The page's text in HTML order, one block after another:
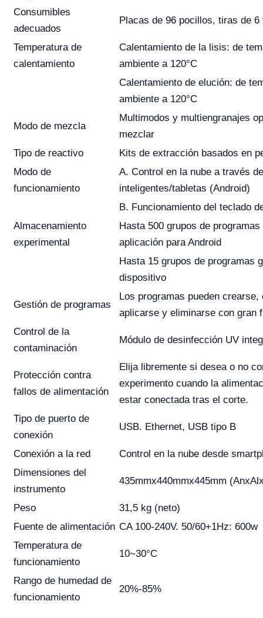
Consumibles
adecuados
Placas de 96 pocillos, tiras de 6
Temperatura de
calentamiento
Calentamiento de la lisis: de
ambiente a 120°C
Calentamiento de elución: de
ambiente a 120°C
Modo de mezcla
Multimodos y multiengranajes
mezclar
Tipo de reactivo
Kits de extracción basados en
Modo de
funcionamiento
A. Control en la nube a través
inteligentes/tabletas (Android)
B. Funcionamiento del teclado
Almacenamiento
experimental
Hasta 500 grupos de
aplicación para Android
Hasta 15 grupos de programas
dispositivo
Gestión de programas
Los programas pueden crearse,
aplicarse y eliminarse con gran
Control de la
contaminación
Módulo de desinfección UV
Protección contra
fallos de alimentación
Elija libremente si desea o no
experimento cuando la
estar conectada tras el corte.
Tipo de puerto de
conexión
USB. Ethernet, USB tipo B
Conexión a la red
Control en la nube desde
Dimensiones del
instrumento
435mmx440mmx445mm
Peso
31,5 kg (neto)
Fuente de alimentación CA 100-240V. 50/60+1Hz: 600w
Temperatura de
funcionamiento
10~30°C
Rango de humedad de
funcionamiento
20%-85%